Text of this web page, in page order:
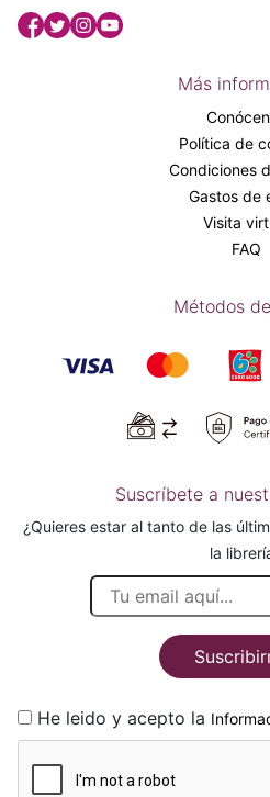
Más
Política de
Condiciones
Gastos de
Visita
FAQ
Métodos
Suscríbete a
¿Quieres estar al tanto de las
la
He leido y acepto la